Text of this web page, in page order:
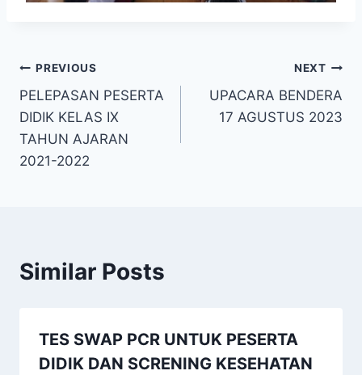
Post
navigation
PREVIOUS
PELEPASAN PESERTA
DIDIK KELAS IX
TAHUN AJARAN
2021-2022
NEXT
UPACARA BENDERA
17 AGUSTUS 2023
Similar Posts
TES SWAP PCR UNTUK PESERTA
DIDIK DAN SCRENING KESEHATAN